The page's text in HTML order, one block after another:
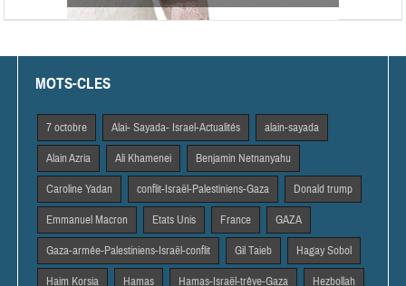
MOTS-CLES
7 octobre Alai- Sayada- Israel-Actualités alain-sayada
Alain Azria Ali Khamenei Benjamin Netnanyahu
Caroline Yadan conflit-Israël-Palestiniens-Gaza Donald trump
Emmanuel Macron Etats Unis France GAZA
Gaza-armée-Palestiniens-Israël-conflit Gil Taieb Hagay Sobol
Haim Korsia Hamas Hamas-Israël-trêve-Gaza Hezbollah